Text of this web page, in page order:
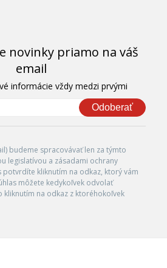
novinky priamo na váš
email
informácie vždy medzi prvými
Odoberať
budeme spracovávať len za týmto
legislatívou a zásadami ochrany
potvrdíte kliknutím na odkaz, ktorý vám
môžete kedykoľvek odvolať
kliknutím na odkaz z ktoréhokoľvek